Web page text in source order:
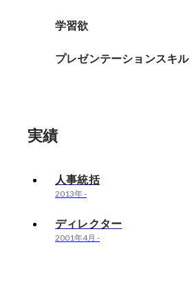
学習欲
プレゼンテーションスキル
実績
人事統括
2013年-
ディレクター
2001年4月 -